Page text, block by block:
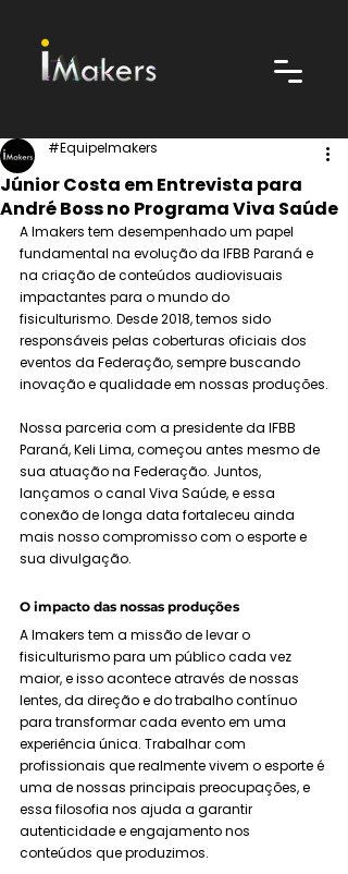
Júnior Costa em Entrevista para
André Boss no Programa Viva Saúde
#EquipeImakers
A Imakers tem desempenhado um papel
fundamental na evolução da IFBB Paraná e
na criação de conteúdos audiovisuais
impactantes para o mundo do
fisiculturismo. Desde 2018, temos sido
responsáveis pelas coberturas oficiais dos
eventos da Federação, sempre buscando
inovação e qualidade em nossas produções.
Nossa parceria com a presidente da IFBB
Paraná, Keli Lima, começou antes mesmo de
sua atuação na Federação. Juntos,
lançamos o canal Viva Saúde, e essa
conexão de longa data fortaleceu ainda
mais nosso compromisso com o esporte e
sua divulgação.
O impacto das nossas produções
A Imakers tem a missão de levar o
fisiculturismo para um público cada vez
maior, e isso acontece através de nossas
lentes, da direção e do trabalho contínuo
para transformar cada evento em uma
experiência única. Trabalhar com
profissionais que realmente vivem o esporte é
uma de nossas principais preocupações, e
essa filosofia nos ajuda a garantir
autenticidade e engajamento nos
conteúdos que produzimos.